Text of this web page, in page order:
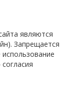
являются
Запрещается